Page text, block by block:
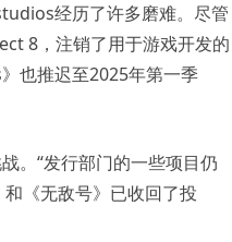
经历了许多磨难。尽管
8，注销了用于游戏开发的
也推迟至2025年第一季
。“发行部门的一些项目仍
《无敌号》已收回了投